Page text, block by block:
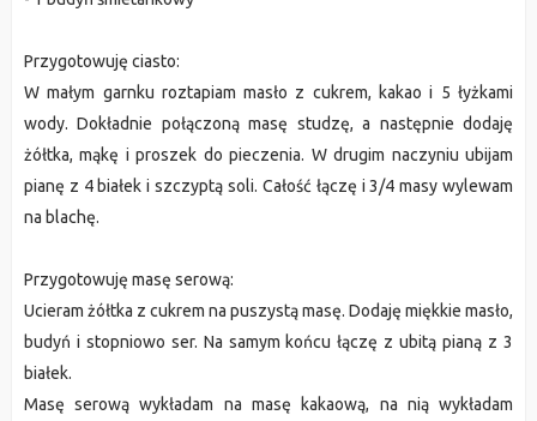
Przygotowuję ciasto:
W małym garnku roztapiam masło z cukrem, kakao i 5 łyżkami
wody. Dokładnie połączoną masę studzę, a następnie dodaję
żółtka, mąkę i proszek do pieczenia. W drugim naczyniu ubijam
pianę z 4 białek i szczyptą soli. Całość łączę i 3/4 masy wylewam
na blachę.
Przygotowuję masę serową:
Ucieram żółtka z cukrem na puszystą masę. Dodaję miękkie masło,
budyń i stopniowo ser. Na samym końcu łączę z ubitą pianą z 3
białek.
Masę serową wykładam na masę kakaową, na nią wykładam